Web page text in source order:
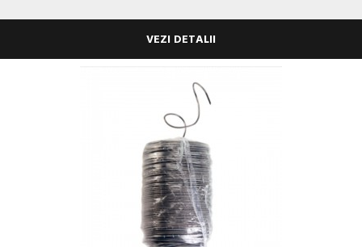
VEZI DETALII